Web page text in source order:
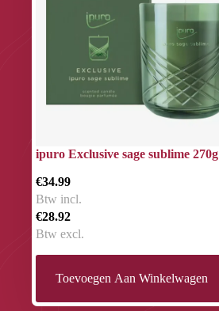
ipuro Exclusive sage sublime 270g
€34.99
Btw incl.
€28.92
Btw excl.
Toevoegen Aan Winkelwagen